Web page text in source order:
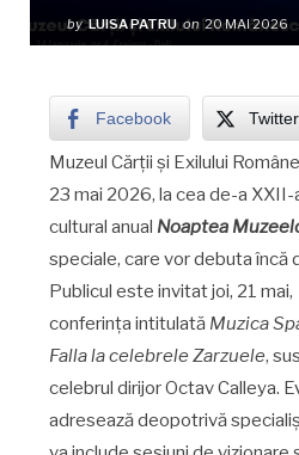
by LUISA PATRU on 20 MAI 2026
Facebook Twitter
Muzeul Cărții și Exilului
23 mai 2026, la cea de-a
cultural anual Noaptea
speciale, care vor debuta încă
Publicul este invitat joi, 21 mai,
conferința intitulată Muzica
Falla la celebrele Zarzuele,
celebrul dirijor Octav Calleya.
adresează deopotrivă